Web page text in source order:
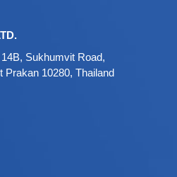
Sukhumvit Road,
Prakan 10280, Thailand